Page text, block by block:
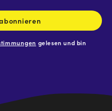
gelesen und bin